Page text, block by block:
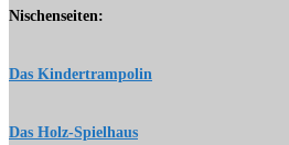
Nischenseiten:
Das Kindertrampolin
Das Holz-Spielhaus